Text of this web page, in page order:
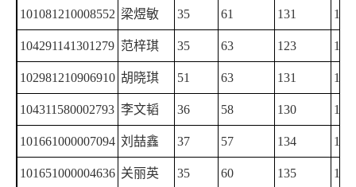
101081210008552 梁煜敏 35 61 131 133
104291141301279 范梓琪 35 63 123 137
102981210906910 胡晓琪 51 63 131 112
104311580002793 李文韬 36 58 130 133
101661000007094 刘喆鑫 37 57 134 127
101651000004636 关丽英 35 60 135 124